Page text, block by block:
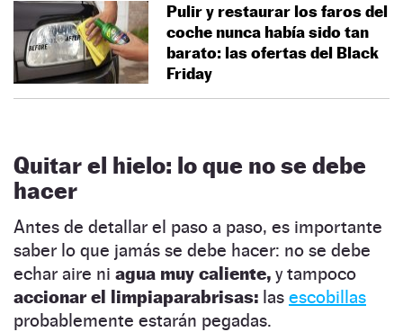
Pulir y restaurar los faros del
coche nunca había sido tan
barato: las ofertas del Black
Friday
Quitar el hielo: lo que no se debe
hacer
Antes de detallar el paso a paso, es importante
saber lo que jamás se debe hacer: no se debe
echar aire ni agua muy caliente, y tampoco
accionar el limpiaparabrisas: las escobillas
probablemente estarán pegadas.